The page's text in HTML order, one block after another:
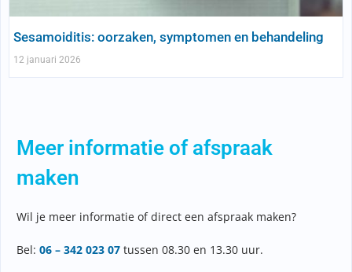
Sesamoiditis: oorzaken, symptomen en behandeling
12 januari 2026
Meer informatie of afspraak
maken
Wil je meer informatie of direct een afspraak maken?
Bel: 06 – 342 023 07 tussen 08.30 en 13.30 uur.